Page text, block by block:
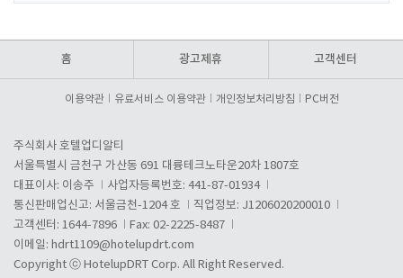
홈 광고제휴 고객센터
이용약관 유료서비스 이용약관 개인정보처리방침 PC버전
주식회사 호텔업디알티
서울특별시 금천구 가산동 691 대륭테크노타운20차 1807호
대표이사: 이송주
사업자등록번호: 441-87-01934
통신판매업신고: 서울금천-1204 호
직업정보: J1206020200010
고객센터: 1644-7896
Fax: 02-2225-8487
이메일: hdrt1109@hotelupdrt.com
Copyright ⓒ HotelupDRT Corp. All Right Reserved.